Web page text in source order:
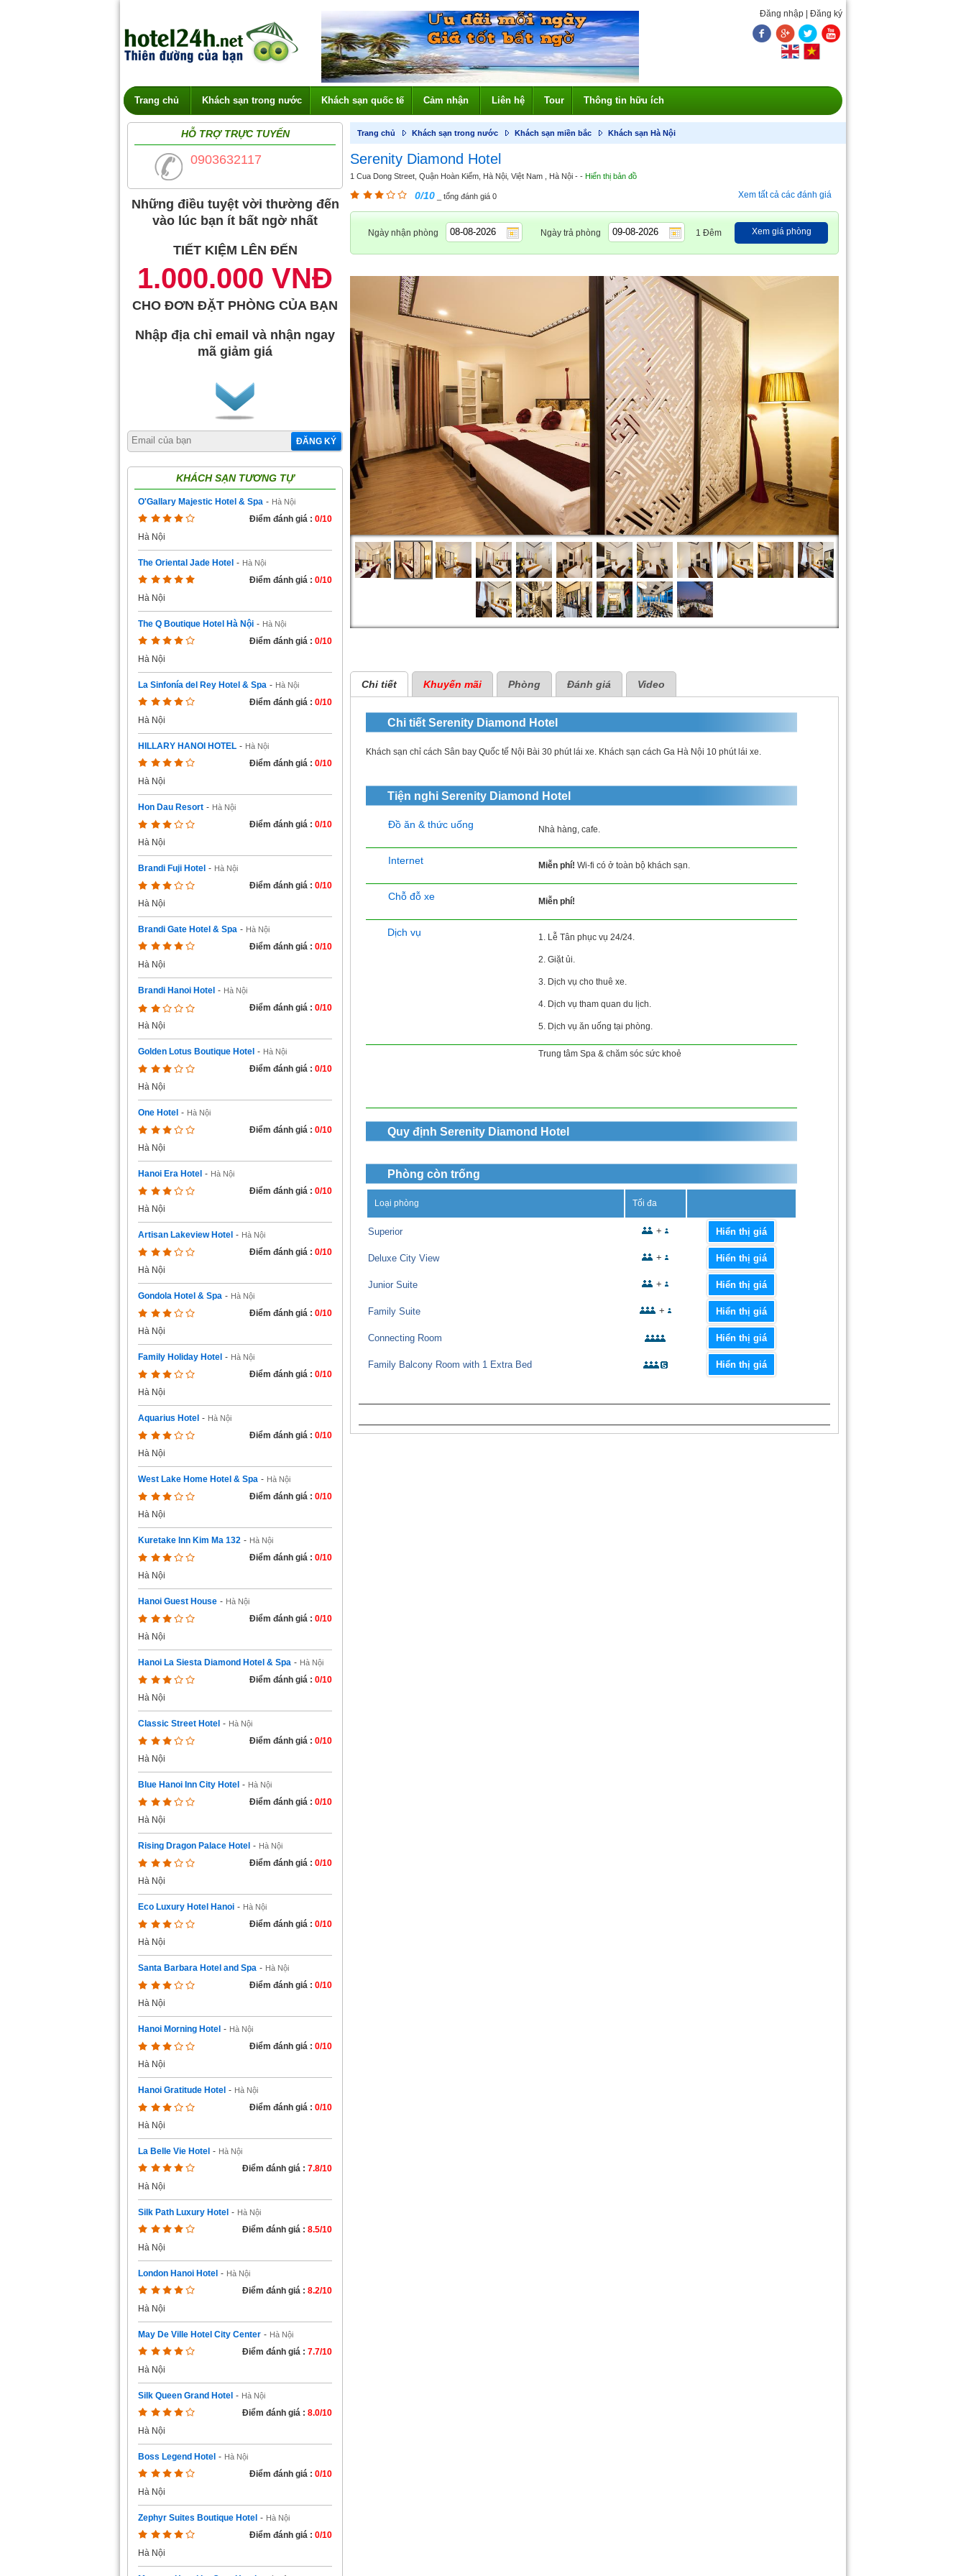
Đăng nhập Đăng ký
Trang chủ Khách sạn trong nước Khách sạn quốc tế Cảm nhận Liên hệ Tour Thông tin hữu ích
HỖ TRỢ TRỰC TUYẾN
0903632117
Những điều tuyệt vời thường đến
vào lúc bạn ít bất ngờ nhất
TIẾT KIỆM LÊN ĐẾN
1.000.000 VNĐ
CHO ĐƠN ĐẶT PHÒNG CỦA BẠN
Nhập địa chỉ email và nhận ngay
mã giảm giá
ĐĂNG KÝ
KHÁCH SẠN TƯƠNG TỰ
O'Gallary Majestic Hotel & Spa - Hà Nội
Điểm đánh giá : 0/10
Hà Nội
The Oriental Jade Hotel - Hà Nội
Điểm đánh giá : 0/10
Hà Nội
The Q Boutique Hotel Hà Nội - Hà Nội
Điểm đánh giá : 0/10
Hà Nội
La Sinfonía del Rey Hotel & Spa - Hà Nội
Điểm đánh giá : 0/10
Hà Nội
HILLARY HANOI HOTEL - Hà Nội
Điểm đánh giá : 0/10
Hà Nội
Hon Dau Resort - Hà Nội
Điểm đánh giá : 0/10
Hà Nội
Brandi Fuji Hotel - Hà Nội
Điểm đánh giá : 0/10
Hà Nội
Brandi Gate Hotel & Spa - Hà Nội
Điểm đánh giá : 0/10
Hà Nội
Brandi Hanoi Hotel - Hà Nội
Điểm đánh giá : 0/10
Hà Nội
Golden Lotus Boutique Hotel - Hà Nội
Điểm đánh giá : 0/10
Hà Nội
One Hotel - Hà Nội
Điểm đánh giá : 0/10
Hà Nội
Hanoi Era Hotel - Hà Nội
Điểm đánh giá : 0/10
Hà Nội
Artisan Lakeview Hotel - Hà Nội
Điểm đánh giá : 0/10
Hà Nội
Gondola Hotel & Spa - Hà Nội
Điểm đánh giá : 0/10
Hà Nội
Family Holiday Hotel - Hà Nội
Điểm đánh giá : 0/10
Hà Nội
Aquarius Hotel - Hà Nội
Điểm đánh giá : 0/10
Hà Nội
West Lake Home Hotel & Spa - Hà Nội
Điểm đánh giá : 0/10
Hà Nội
Kuretake Inn Kim Ma 132 - Hà Nội
Điểm đánh giá : 0/10
Hà Nội
Hanoi Guest House - Hà Nội
Điểm đánh giá : 0/10
Hà Nội
Hanoi La Siesta Diamond Hotel & Spa - Hà Nội
Điểm đánh giá : 0/10
Hà Nội
Classic Street Hotel - Hà Nội
Điểm đánh giá : 0/10
Hà Nội
Blue Hanoi Inn City Hotel - Hà Nội
Điểm đánh giá : 0/10
Hà Nội
Rising Dragon Palace Hotel - Hà Nội
Điểm đánh giá : 0/10
Hà Nội
Eco Luxury Hotel Hanoi - Hà Nội
Điểm đánh giá : 0/10
Hà Nội
Santa Barbara Hotel and Spa - Hà Nội
Điểm đánh giá : 0/10
Hà Nội
Hanoi Morning Hotel - Hà Nội
Điểm đánh giá : 0/10
Hà Nội
Hanoi Gratitude Hotel - Hà Nội
Điểm đánh giá : 0/10
Hà Nội
La Belle Vie Hotel - Hà Nội
Điểm đánh giá : 7.8/10
Hà Nội
Silk Path Luxury Hotel - Hà Nội
Điểm đánh giá : 8.5/10
Hà Nội
London Hanoi Hotel - Hà Nội
Điểm đánh giá : 8.2/10
Hà Nội
May De Ville Hotel City Center - Hà Nội
Điểm đánh giá : 7.7/10
Hà Nội
Silk Queen Grand Hotel - Hà Nội
Điểm đánh giá : 8.0/10
Hà Nội
Boss Legend Hotel - Hà Nội
Điểm đánh giá : 0/10
Hà Nội
Zephyr Suites Boutique Hotel - Hà Nội
Điểm đánh giá : 0/10
Hà Nội
Trang chủ Khách sạn trong nước Khách sạn miền bắc Khách sạn Hà Nội
Serenity Diamond Hotel
1 Cua Dong Street, Quận Hoàn Kiếm, Hà Nội, Việt Nam , Hà Nội - - Hiển thị bản đồ
0/10 _ tổng đánh giá 0 Xem tất cả các đánh giá
Ngày nhận phòng Ngày trả phòng 1 Đêm Xem giá phòng
Chi tiết Khuyến mãi Phòng Đánh giá Video
Chi tiết Serenity Diamond Hotel
Khách sạn chỉ cách Sân bay Quốc tế Nội Bài 30 phút lái xe. Khách sạn cách Ga Hà Nội 10 phút lái xe.
Tiện nghi Serenity Diamond Hotel
Đồ ăn & thức uống Nhà hàng, cafe.
Internet Miễn phí! Wi-fi có ở toàn bộ khách sạn.
Chỗ đỗ xe Miễn phí!
Dịch vụ 1. Lễ Tân phục vụ 24/24.
2. Giặt ủi.
3. Dịch vụ cho thuê xe.
4. Dịch vụ tham quan du lịch.
5. Dịch vụ ăn uống tại phòng.
Trung tâm Spa & chăm sóc sức khoẻ
Quy định Serenity Diamond Hotel
Phòng còn trống
Loại phòng Tối đa
Superior + Hiển thị giá
Deluxe City View + Hiển thị giá
Junior Suite + Hiển thị giá
Family Suite + Hiển thị giá
Connecting Room Hiển thị giá
Family Balcony Room with 1 Extra Bed Hiển thị giá